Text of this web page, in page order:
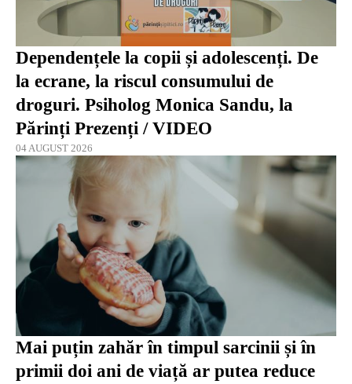
Dependențele la copii și adolescenți. De
la ecrane, la riscul consumului de
droguri. Psiholog Monica Sandu, la
Părinți Prezenți / VIDEO
04 AUGUST 2026
Mai puțin zahăr în timpul sarcinii și în
primii doi ani de viață ar putea reduce